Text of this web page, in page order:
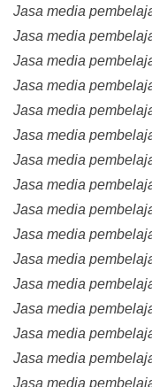
Jasa media
Jasa media
Jasa media
Jasa media
Jasa media
Jasa media
Jasa media
Jasa media
Jasa media
Jasa media
Jasa media
Jasa media
Jasa media
Jasa media
Jasa media
Jasa media